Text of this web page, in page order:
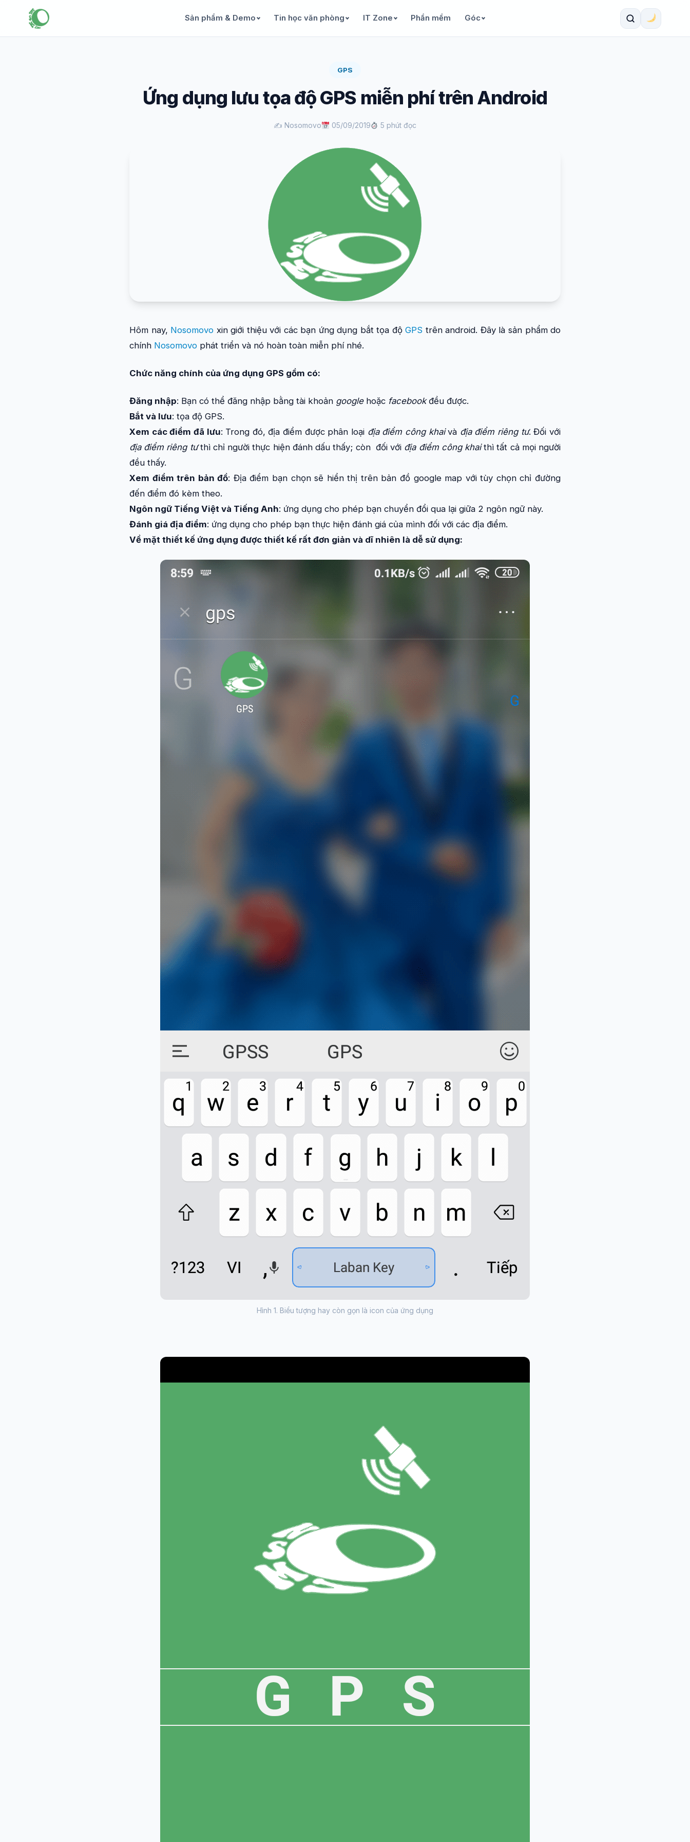
Sản phẩm & Demo Tin học văn phòng IT Zone Phần mềm Góc
GPS
Ứng dụng lưu tọa độ GPS miễn phí trên Android
✍️ Nosomovo 05/09/2019 5 phút đọc
Hôm nay, Nosomovo xin giới thiệu với các bạn ứng dụng bắt tọa độGPS trên android. Đây là sản phẩm do
chính Nosomovo phát triển và nó hoàn toàn miễn phí nhé.
Chức năng chính của ứng dụng GPS gồm có:
Đăng nhập: Bạn có thể đăng nhập bằng tài khoản googlehoặc facebookđều được.
Bắt và lưu: tọa độ GPS.
Xem các điểm đã lưu: Trong đó, địa điểm được phân loại địa điểm công khaivà địa điểm riêng tư. Đối với
địa điểm riêng tưthì chỉ người thực hiện đánh dấu thấy; còn đối với địa điểm công khaithì tất cả mọi người
đều thấy.
Xem điểm trên bản đồ: Địa điểm bạn chọn sẽ hiển thị trên bản đồ google map với tùy chọn chỉ đường
đến điểm đó kèm theo.
Ngôn ngữ Tiếng Việt và Tiếng Anh: ứng dụng cho phép bạn chuyển đổi qua lại giữa 2 ngôn ngữ này.
Đánh giá địa điểm: ứng dụng cho phép bạn thực hiện đánh giá của mình đối với các địa điểm.
Về mặt thiết kế ứng dụng được thiết kế rất đơn giản và dĩ nhiên là dễ sử dụng:
Hình 1. Biểu tượng hay còn gọn là icon của ứng dụng